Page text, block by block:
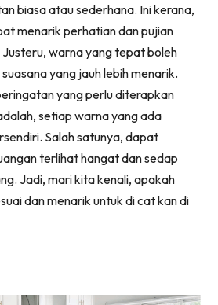
biasa atau sederhana. Ini kerana,
menarik perhatian dan pujian
warna yang tepat boleh
yang jauh lebih menarik.
yang perlu diterapkan
setiap warna yang ada
Salah satunya, dapat
terlihat hangat dan sedap
Jadi, mari kita kenali, apakah
dan menarik untuk di cat kan di